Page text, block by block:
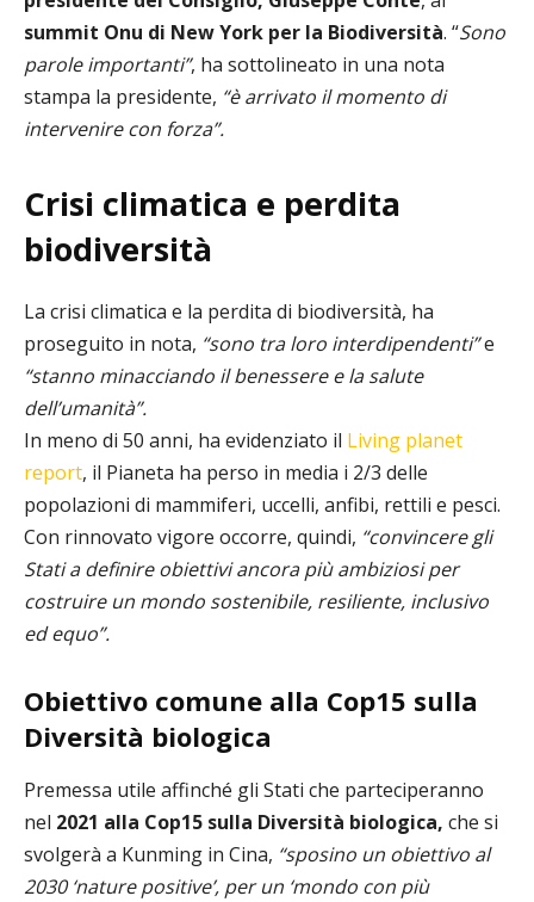
summit Onu di New York per la Biodiversità. “Sono
parole importanti”, ha sottolineato in una nota
stampa la presidente, “è arrivato il momento di
intervenire con forza”.
Crisi climatica e perdita
biodiversità
La crisi climatica e la perdita di biodiversità, ha
proseguito in nota, “sono tra loro interdipendenti”e
“stanno minacciando il benessere e la salute
dell’umanità”.
In meno di 50 anni, ha evidenziato il Living planet
report, il Pianeta ha perso in media i 2/3 delle
popolazioni di mammiferi, uccelli, anfibi, rettili e pesci.
Con rinnovato vigore occorre, quindi, “convincere gli
Stati a definire obiettivi ancora più ambiziosi per
costruire un mondo sostenibile, resiliente, inclusivo
ed equo”.
Obiettivo comune alla Cop15 sulla
Diversità biologica
Premessa utile affinché gli Stati che parteciperanno
nel 2021 alla Cop15 sulla Diversità biologica, che si
svolgerà a Kunming in Cina, “sposino un obiettivo al
2030 ‘nature positive’, per un ‘mondo con più